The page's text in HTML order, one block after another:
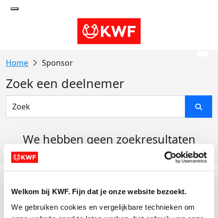
Welkom bij KWF. Fijn dat je onze website bezoekt.
We gebruiken cookies en vergelijkbare technieken om
Sponsor
Zoek een deelnemer
We hebben geen zoekresultaten
Actiematerialen
Evenementen